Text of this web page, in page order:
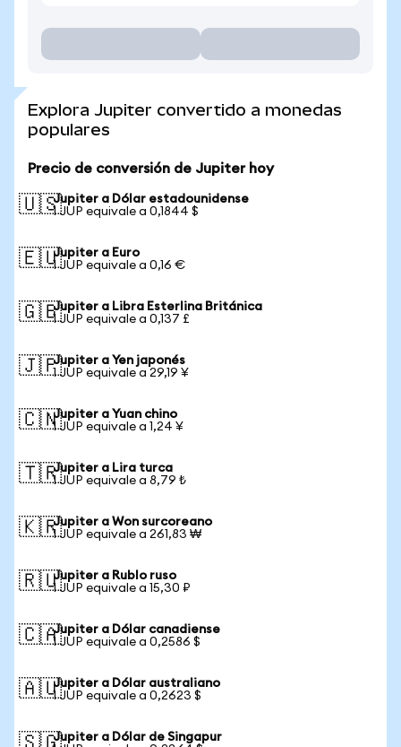
Explora Jupiter convertido a monedas
populares
Precio de conversión de Jupiter hoy
🇺🇸Jupiter a Dólar estadounidense
1 JUP equivale a 0,1844 $
🇪🇺Jupiter a Euro
1 JUP equivale a 0,16 €
🇬🇧Jupiter a Libra Esterlina Británica
1 JUP equivale a 0,137 £
🇯🇵Jupiter a Yen japonés
1 JUP equivale a 29,19 ¥
🇨🇳Jupiter a Yuan chino
1 JUP equivale a 1,24 ¥
🇹🇷Jupiter a Lira turca
1 JUP equivale a 8,79 ₺
🇰🇷Jupiter a Won surcoreano
1 JUP equivale a 261,83 ₩
🇷🇺Jupiter a Rublo ruso
1 JUP equivale a 15,30 ₽
🇨🇦Jupiter a Dólar canadiense
1 JUP equivale a 0,2586 $
🇦🇺Jupiter a Dólar australiano
1 JUP equivale a 0,2623 $
Jupiter a Dólar de Singapur